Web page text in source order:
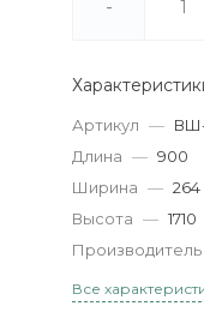
-
Артикул —
Длина — 900
Ширина — 264
Высота — 1710
Производитель
Все